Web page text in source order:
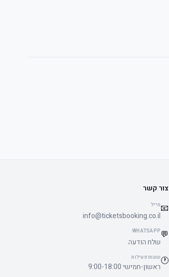
צור קשר
📧מייל
info@ticketsbooking.co.il
💬
WHATSAPP
שלח הודעה
🕐שעות פעילות
ראשון-חמישי 9:00-18:00